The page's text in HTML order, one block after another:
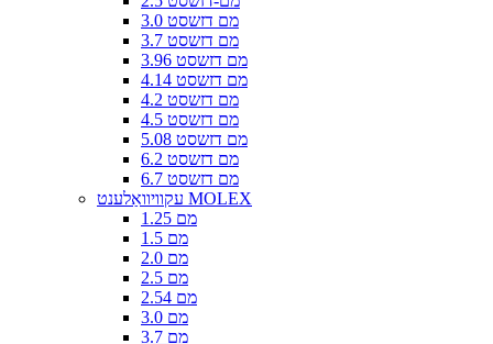
3.0 מם דזשסט
3.7 מם דזשסט
3.96 מם דזשסט
4.14 מם דזשסט
4.2 מם דזשסט
4.5 מם דזשסט
5.08 מם דזשסט
6.2 מם דזשסט
6.7 מם דזשסט
עקוויוואַלענט MOLEX
1.25 מם
1.5 מם
2.0 מם
2.5 מם
2.54 מם
3.0 מם
3.7 מם